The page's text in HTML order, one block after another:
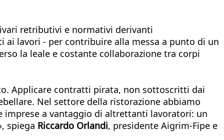
retributivi e normativi derivanti
ai lavori - per contribuire alla messa a punto di un
la leale e costante collaborazione tra corpi
Applicare contratti pirata, non sottoscritti dai
Nel settore della ristorazione abbiamo
imprese a vantaggio di altrettanti lavoratori: un
spiega Riccardo Orlandi, presidente Aigrim-Fipe e